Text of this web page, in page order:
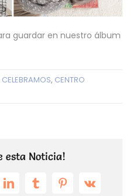
guardar en nuestro álbum
CELEBRAMOS, CENTRO
esta Noticia!
LinkedInTumblrPinterest
Vk